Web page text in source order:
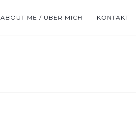
ABOUT ME / ÜBER MICH KONTAKT